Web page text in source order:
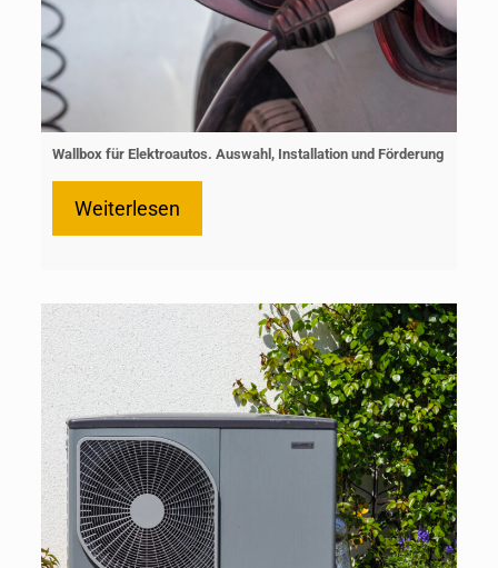
Wallbox für Elektroautos. Auswahl, Installation und Förderung
Weiterlesen